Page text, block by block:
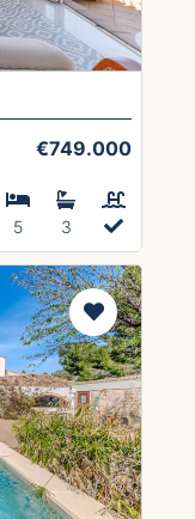
€749.000
5 3